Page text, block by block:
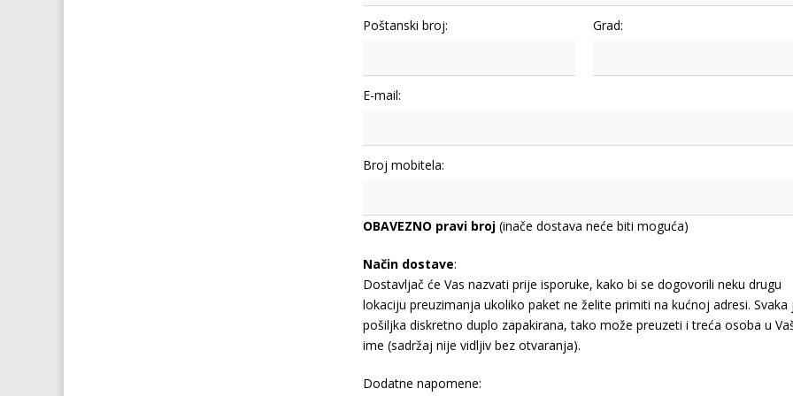
Poštanski broj: Grad:
E-mail:
Broj mobitela:
OBAVEZNO pravi broj (inače dostava neće biti moguća)
Način dostave:
Dostavljač će Vas nazvati prije isporuke, kako bi se dogovorili neku drugu
lokaciju preuzimanja ukoliko paket ne želite primiti na kućnoj adresi. Svaka
pošiljka diskretno duplo zapakirana, tako može preuzeti i treća osoba u
ime (sadržaj nije vidljiv bez otvaranja).
Dodatne napomene: